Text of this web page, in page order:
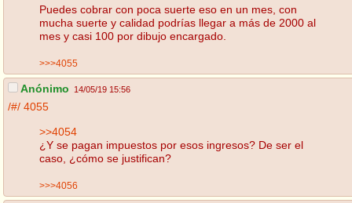
Puedes cobrar con poca suerte eso en un mes, con
mucha suerte y calidad podrías llegar a más de 2000 al
mes y casi 100 por dibujo encargado.
>>>4055
Anónimo 14/05/19 15:56
/#/ 4055
>>4054
¿Y se pagan impuestos por esos ingresos? De ser el
caso, ¿cómo se justifican?
>>>4056